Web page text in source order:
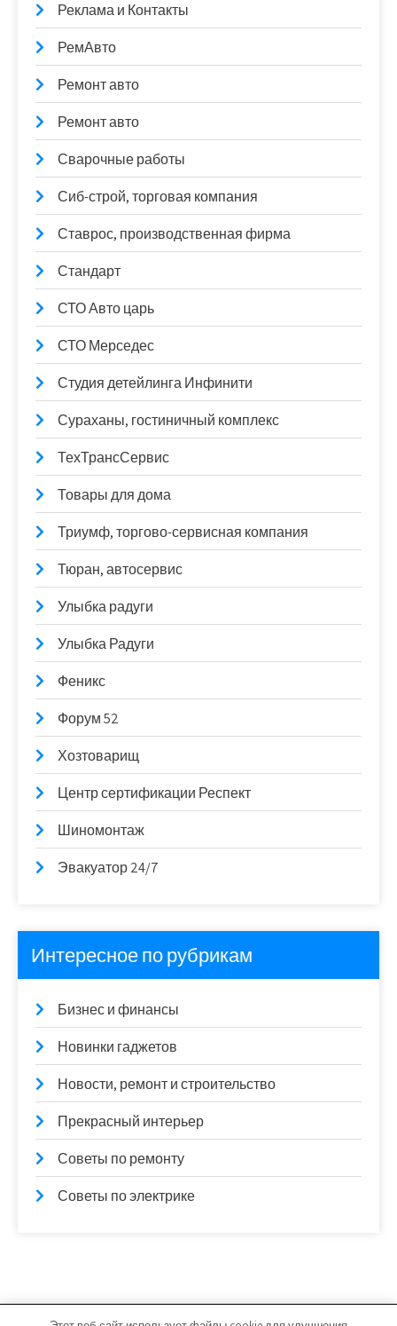
Реклама и Контакты
РемАвто
Ремонт авто
Ремонт авто
Сварочные работы
Сиб-строй, торговая компания
Ставрос, производственная фирма
Стандарт
СТО Авто царь
СТО Мерседес
Студия детейлинга Инфинити
Сураханы, гостиничный комплекс
ТехТрансСервис
Товары для дома
Триумф, торгово-сервисная компания
Тюран, автосервис
Улыбка радуги
Улыбка Радуги
Феникс
Форум 52
Хозтоварищ
Центр сертификации Респект
Шиномонтаж
Эвакуатор 24/7
Интересное по рубрикам
Бизнес и финансы
Новинки гаджетов
Новости, ремонт и строительство
Прекрасный интерьер
Советы по ремонту
Советы по электрике